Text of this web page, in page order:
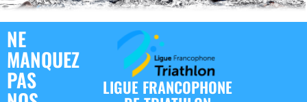
LIGUE FRANCOPHONE
NE
MANQUEZ
PAS